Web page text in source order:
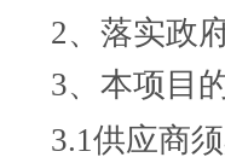
2、落实政
3、 本项目
3.1供应商